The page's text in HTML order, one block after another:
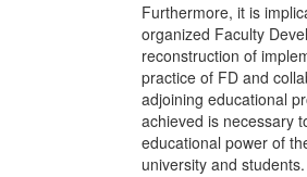
Furthermore, it is
organized Faculty
reconstruction of
practice of FD and
adjoining educational
achieved is necessary
educational power of
university and students.